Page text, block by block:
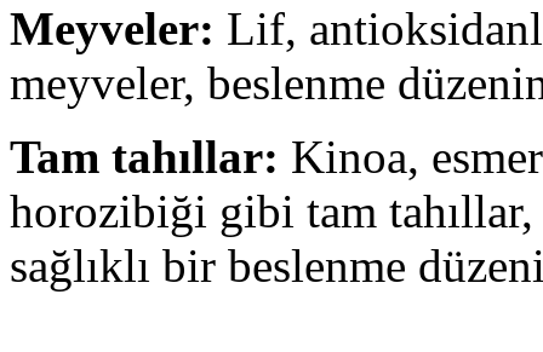
Meyveler: Lif,
meyveler, beslenme
Tam tahıllar: Kinoa,
horozibiği gibi tam
sağlıklı bir beslenme